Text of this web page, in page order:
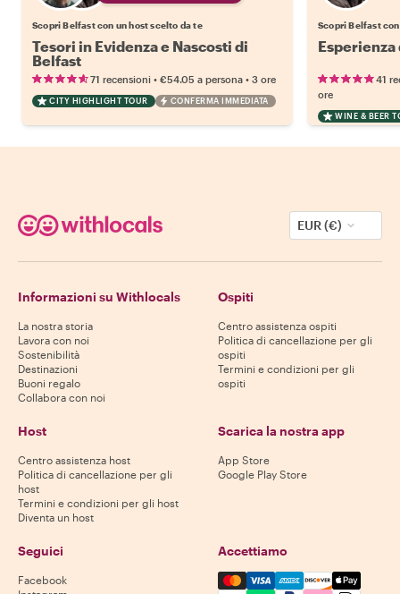
Scopri Belfast con un host scelto da te
Tesori in Evidenza e Nascosti di
Belfast
71 recensioni • €54.05 a persona • 3 ore
CITY HIGHLIGHT TOUR CONFERMA IMMEDIATA
Scopri Belfast
41
ore
WINE & BEER
EUR (€)
Informazioni su Withlocals
La nostra storia
Lavora con noi
Sostenibilità
Destinazioni
Buoni regalo
Collabora con noi
Ospiti
Centro assistenza ospiti
Politica di cancellazione per gli
ospiti
Termini e condizioni per gli
ospiti
Host
Centro assistenza host
Politica di cancellazione per gli
host
Termini e condizioni per gli host
Diventa un host
Scarica la nostra app
App Store
Google Play Store
Seguici
Facebook
Accettiamo
Mastercard, Visa, Amex,